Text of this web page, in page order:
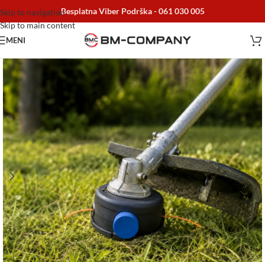
Skip to navigation
Skip to main content
Besplatna Viber Podrška -061 030 005
MENI